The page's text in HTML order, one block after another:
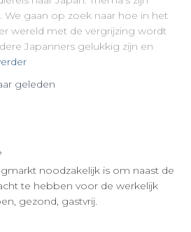
We gaan op zoek naar hoe in het
wereld met de vergrijzing wordt
Japanners gelukkig zijn en
geleden
noodzakelijk is om naast de
te hebben voor de werkelijk
gezond, gastvrij.